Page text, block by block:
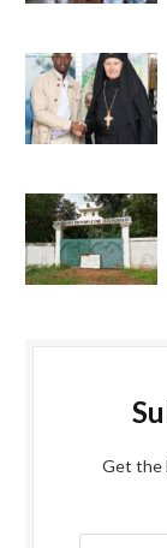
Get the